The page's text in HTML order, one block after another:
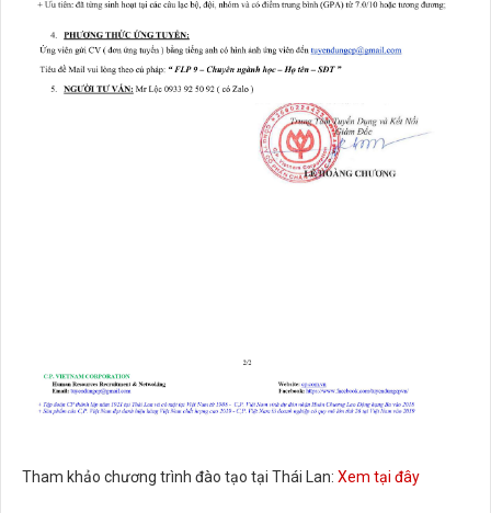
Tham khảo chương trình đào tạo tại Thái Lan: Xem tại đây